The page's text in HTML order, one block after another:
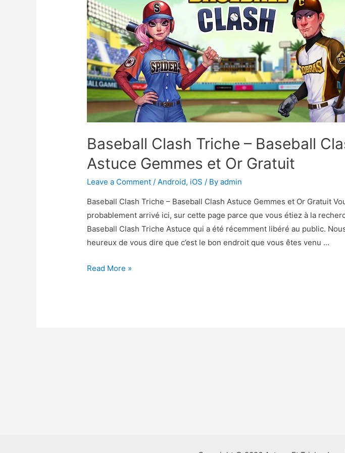
Baseball Clash Triche – Baseball
Astuce Gemmes et Or Gratuit
Leave a Comment / Android, iOS / Byadmin
Baseball Clash Triche – Baseball Clash Astuce Gemmes et Or Gratuit
probablement arrivé ici, sur cette page parce que vous étiez à la
Baseball Clash Triche Astuce qui a été récemment libéré au public.
heureux de vous dire que c’est le bon endroit que vous êtes venu …
Baseball
Read More »